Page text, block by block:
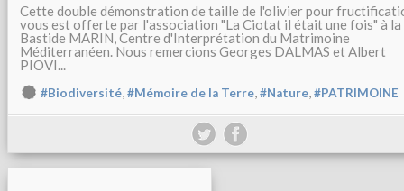
Cette double démonstration de taille de l'olivier pour
vous est offerte par l'association "La Ciotat il était une fois" à la
Bastide MARIN, Centre d'Interprétation du Matrimoine
Méditerranéen. Nous remercions Georges DALMAS et Albert
PIOVI...
#Biodiversité,#Mémoire de la Terre,#Nature,#PATRIMOINE